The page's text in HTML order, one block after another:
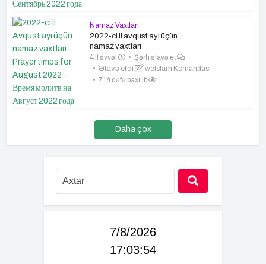
Namaz Vaxtları
2022-ci il avqust ayı üçün
namaz vaxtları
4 il əvvəl
Şərh əlavə et
Əlavə etdi
weIslam Komandası
714 dəfə baxılıb
Daha çox
7/8/2026
17:03:55